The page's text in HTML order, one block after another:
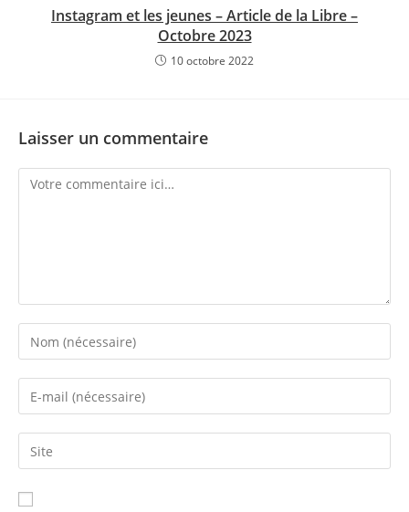
Instagram et les jeunes – Article de la Libre –
Octobre 2023
10 octobre 2022
Laisser un commentaire